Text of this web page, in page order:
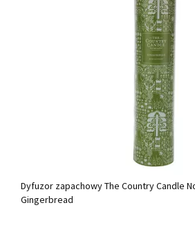
Dyfuzor zapachowy The Country Candle
Gingerbread